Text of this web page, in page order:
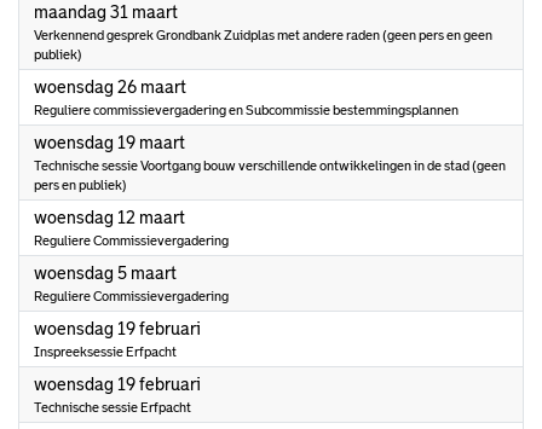
maandag 31 maart2025
Verkennend gesprek Grondbank Zuidplas met andere raden (geen pers en geen
publiek)
woensdag 26 maart2025
Reguliere commissievergadering en Subcommissie bestemmingsplannen
woensdag 19 maart2025
Technische sessie Voortgang bouw verschillende ontwikkelingen in de stad (geen
pers en publiek)
woensdag 12 maart2025
Reguliere Commissievergadering
woensdag 5 maart2025
Reguliere Commissievergadering
woensdag 19 februari
Inspreeksessie Erfpacht
woensdag 19 februari
Technische sessie Erfpacht